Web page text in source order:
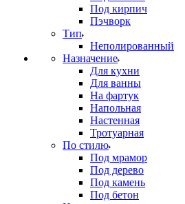
Под кирпич
Пэчворк
Тип
Неполированный
Назначение
Для кухни
Для ванны
На фартук
Напольная
Настенная
Тротуарная
По стилю
Под мрамор
Под дерево
Под камень
Под бетон